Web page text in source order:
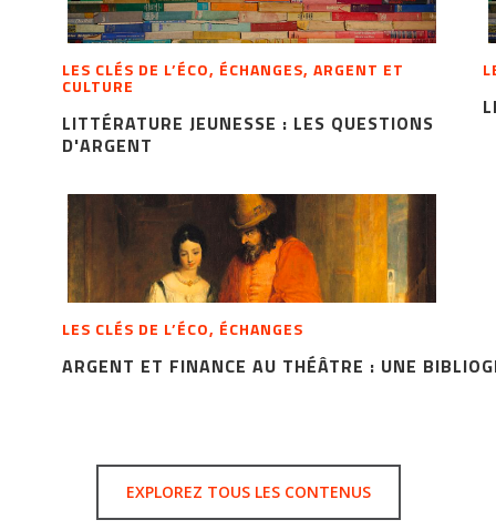
LES CLÉS DE L’ÉCO, ÉCHANGES, ARGENT ET
CULTURE
LITTÉRATURE JEUNESSE : LES QUESTIONS
D'ARGENT
LES CLÉS DE L’ÉCO, ÉCHANGES
ARGENT ET FINANCE AU THÉÂTRE : UNE
EXPLOREZ TOUS LES CONTENUS